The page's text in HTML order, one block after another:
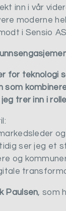
inn i vår
moderne
i Sensio
for teknologi
som
trer inn i
ser jeg et
og
Paulsen, som